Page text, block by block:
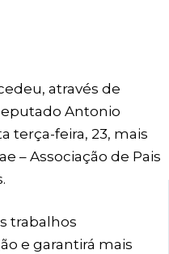
através de
Antonio
terça-feira, 23, mais
– Associação de Pais
trabalhos
e garantirá mais